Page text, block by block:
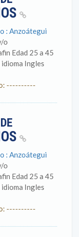
: Anzoátegui
o
Edad 25 a 45
Ingles
----------
: Anzoátegui
o
Edad 25 a 45
Ingles
----------